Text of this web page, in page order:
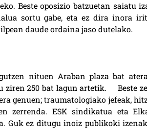
Beste oposizio batzuetan saiatu
sortu gabe, eta ez dira inora
daude ordaina jaso dutelako.
nituen Araban plaza bat
ziren 250 bat lagun artetik.
Beste
genuen; traumatologiako jefeak,
zerrenda. ESK sindikatua eta
Guk ez ditugu inoiz publikoki